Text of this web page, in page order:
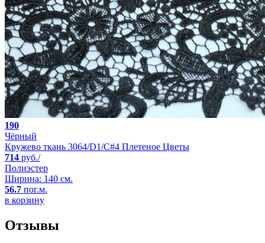
190
Чёрный
Кружево ткань 3064/D1/C#4 Плетеное Цветы
714 руб./
Полиэстер
Ширина: 140 см.
56.7 пог.м.
в корзину
Отзывы